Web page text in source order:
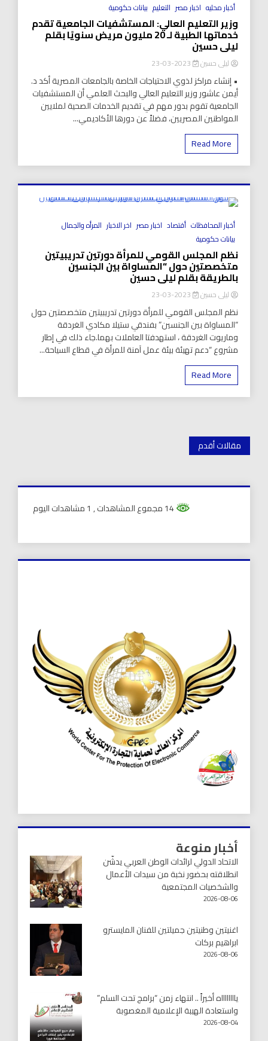
أخبار محليه اخبار مصر التعليم بيانات حكومية
وزير التعليم العالي: المستشفيات الجامعية تقدم
خدماتها الطبية لـ 20 مليون مريض سنويًا بقلم
ليلى حسين
ليلى حسين
• إنشاء مراكز لذوي الاحتياجات الخاصة بالجامعات المصرية أكد د.
أيمن عاشور وزير التعليم العالي والبحث العلمي أن المستشفيات
الجامعية تقوم بدور مهم في تقديم الخدمات الصحية لملايين
المواطنين المصريين، فضلاً عن دورها الأكاديمي...
Read More
أخبار المحافظات أقتصاد اخبار مصر اخر الاخبار المرأه والجمال
بيانات حكومية
نظم المجلس القومي للمرأة دورتين تدريبيتين
متخصصتين حول “المساواة بين الجنسين
بالطريقة بقلم ليلى حسين
ليلى حسين
نظم المجلس القومي للمرأة دورتين تدريبيتين متخصصتين حول
“المساواة بين الجنسين” بفندقي ستيلا مكادي الغردقة
وماريوت الغردقة ، استهدفتا العاملات بهما.جاء ذلك في إطار
مشروع “دعم تهيئة بيئة عمل آمنة للمرأة في قطاع السياحة...
Read More
تصفّح
المقالات
مقالات أقدم
, 1 مشاهدات اليوم
أخبار منوعة
الاتحاد الدولي لرائدات الوطن العربي يدشّن
انطلاقته بحضور نخبة من سيدات الأعمال
والشخصيات المجتمعية
2026-08-06
اغنيتين وطنيتين جميلتين للفنان المايسترو
ابراهيم بركات
2026-08-06
يااااااااه أخيراً .. انتهاء زمن “برامج تحت السلم”
واستعادة الهيبة الإعلامية المغصوبة
2026-08-04